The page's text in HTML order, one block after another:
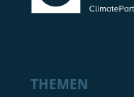
THEMEN